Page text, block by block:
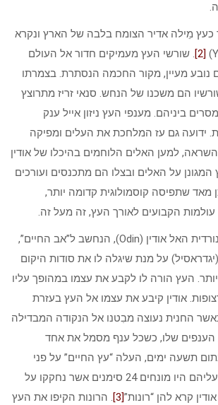
כעץ מֵילה אדיר הצומח בלבה של הארץ ונקרא
[2]
. שורשי העץ מעמיקים חדור אל העולם
נובע מעיין, מקור החכמה הנסתרת. בצמרתו
הם משכנו של הנחש. סנאי זריז מתרוצץ
ביניהם. מענפי העץ ניזון אייל ענק
ידועה גם עז המלחכת את העלים ומפיקה
השראה, למען האלים הלוחמים בהיכלו של אודין
על האלים ובצלו הם מתכנסים ועורכים
מאד שתפיסה קוסמולוגית קדומה יותר,
הקבועים לאורך העץ, זה מעל זה.
על פי המיתולוגיה הנורדית האל אודין (Odin), הנחשב ל”אב החיים”,
על מנת שיגלה לו את סודות היקום
העץ הורה לו לקבע את עצמו במהופך עליו
אודין קיבע את עצמו אל העץ בעזרת
כאשר החנית נעוצה מבִטנו אל הנקודה המבדילה
הענפים שלו, כשכל ענף מסמל את אחד
תשעה ימים, העלה “עץ החיים” על פני
האדמה את שורשיו ועליהם היו מונחים 24 סימנים אשר נחקקו על
קרא להן “רונות”[3] . הרונות הקיפו את העץ